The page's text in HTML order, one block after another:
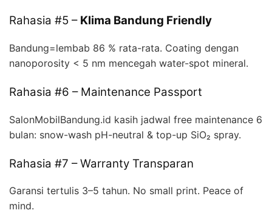
Rahasia #5 – Klima Bandung Friendly
Bandung=lembab 86 % rata-rata. Coating dengan
nanoporosity < 5 nm mencegah water-spot mineral.
Rahasia #6 – Maintenance Passport
SalonMobilBandung.id kasih jadwal free maintenance 6
bulan: snow-wash pH-neutral & top-up SiO₂ spray.
Rahasia #7 – Warranty Transparan
Garansi tertulis 3–5 tahun. No small print. Peace of
mind.